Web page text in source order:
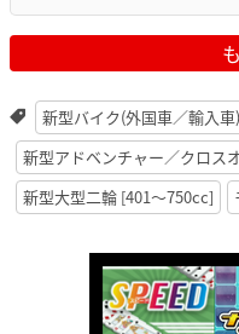
新型バイク(外国車／輸入車)
新型アドベンチャー／クロス
新型大型二輪 [401〜750cc]